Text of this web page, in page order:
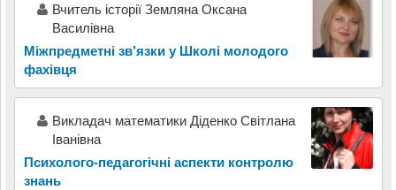
Вчитель історії Земляна Оксана
Василівна
Міжпредметні зв’язки у Школі молодого
фахівця
Викладач математики Діденко Світлана
Іванівна
Психолого-педагогічні аспекти контролю
знань